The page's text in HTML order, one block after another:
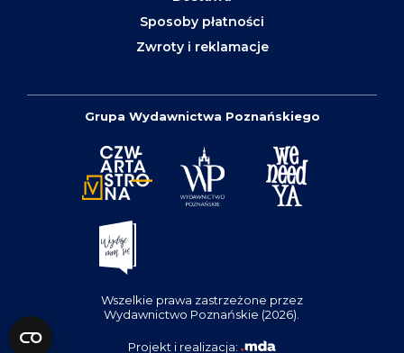
Sposoby płatności
Zwroty i reklamacje
Grupa Wydawnictwa Poznańskiego
Wszelkie prawa zastrzeżone przez
Wydawnictwo Poznańskie (2026).
Projekt i realizacja: